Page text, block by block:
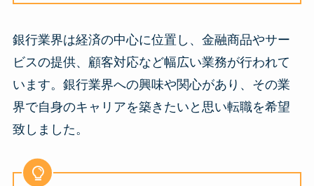
銀行業界は経済の中心に位置し、金融商品やサー
ビスの提供、顧客対応など幅広い業務が行われて
います。銀行業界への興味や関心があり、その業
界で自身のキャリアを築きたいと思い転職を希望
致しました。